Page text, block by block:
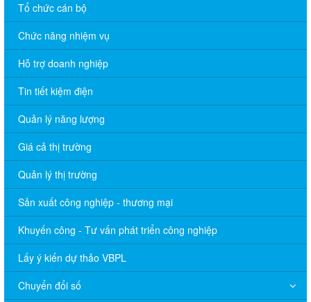
Tổ chức cán bộ
Chức năng nhiệm vụ
Hỗ trợ doanh nghiệp
Tin tiết kiệm điện
Quản lý năng lượng
Giá cả thị trường
Quản lý thị trường
Sản xuất công nghiệp - thương mại
Khuyến công - Tư vấn phát triển công nghiệp
Lấy ý kiến dự thảo VBPL
Chuyển đổi số